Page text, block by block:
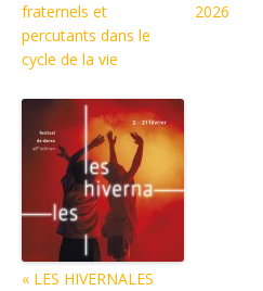
fraternels et
percutants dans le
cycle de la vie
2026
« LES HIVERNALES